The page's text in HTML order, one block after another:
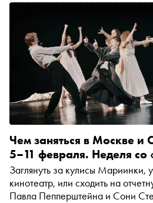
первом фестивале его имени
известные хоровые и камерные
жизненном пути, фигуре
наследии, а также о самом
«Сноба» рассказывает ведущий
Sobolev//Music Олег Соболев
Чем заняться в Москве и
5–11 февраля. Неделя со
Заглянуть за кулисы Мариинки,
кинотеатр, или сходить на
Павла Пепперштейна и Сони